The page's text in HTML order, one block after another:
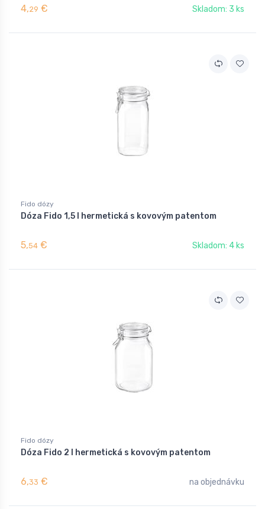
4,29 € Skladom: 3 ks
Fido dózy
Dóza Fido 1,5 l hermetická s kovovým patentom
5,54 € Skladom: 4 ks
Fido dózy
Dóza Fido 2 l hermetická s kovovým patentom
6,33 € na objednávku